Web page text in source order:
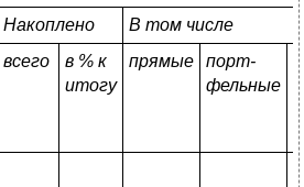
Накоплено
В том числе
всего
в % к
итогу
прямые
порт-
фельные